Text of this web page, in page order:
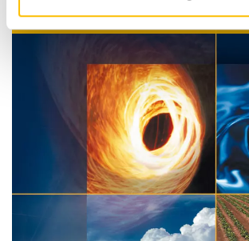
AKTUELLES